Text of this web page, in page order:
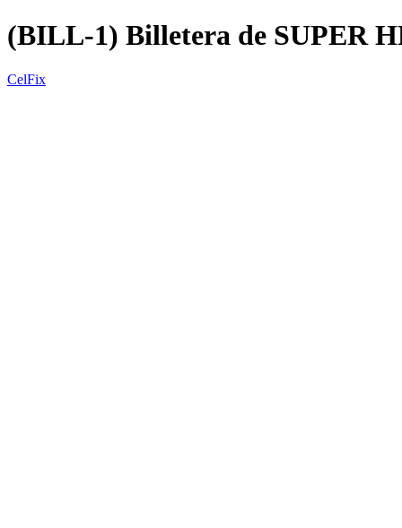
(BILL-1) Billetera de SUPER
CelFix